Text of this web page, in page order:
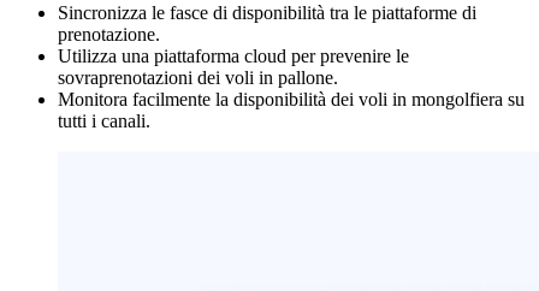
Sincronizza le fasce di disponibilità tra le piattaforme di
prenotazione.
Utilizza una piattaforma cloud per prevenire le
sovraprenotazioni dei voli in pallone.
Monitora facilmente la disponibilità dei voli in mongolfiera su
tutti i canali.